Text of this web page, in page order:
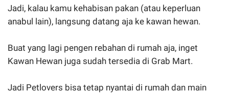
Jadi, kalau kamu kehabisan pakan (atau keperluan
anabul lain), langsung datang aja ke kawan hewan.
Buat yang lagi pengen rebahan di rumah aja, inget
Kawan Hewan juga sudah tersedia di Grab Mart.
Jadi Petlovers bisa tetap nyantai di rumah dan main